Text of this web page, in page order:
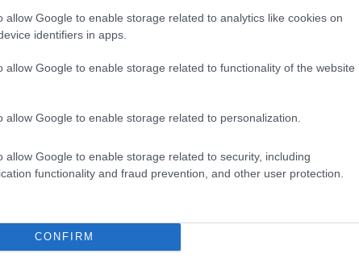
allow Google to enable storage related to analytics like cookies on
identifiers in apps.
allow Google to enable storage related to functionality of the website
allow Google to enable storage related to personalization.
allow Google to enable storage related to security, including
functionality and fraud prevention, and other user protection.
CONFIRM
09·10·2025 10:00
Μαγγίρα είναι μια πολύ καλή ιδέα για